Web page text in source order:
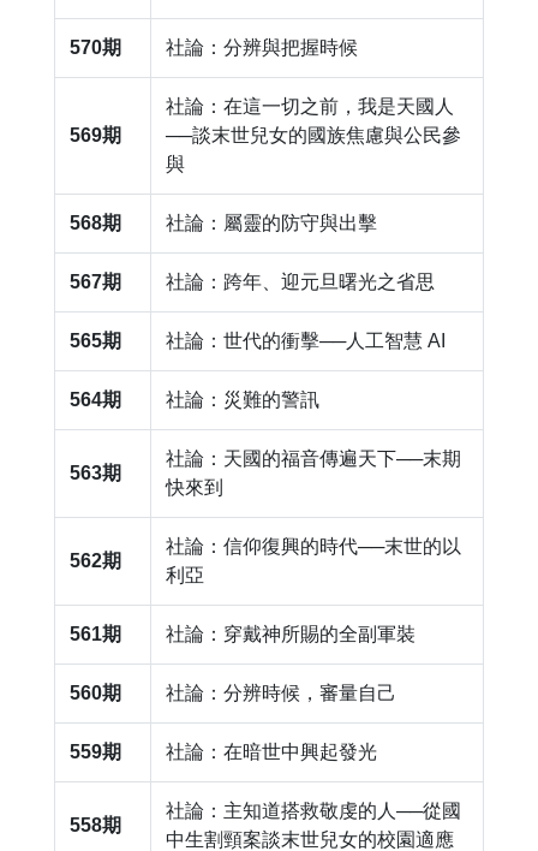
570期 社論：分辨與把握時候
569期
社論：在這一切之前，我是天國人
──談末世兒女的國族焦慮與公民參
與
568期 社論：屬靈的防守與出擊
567期 社論：跨年、迎元旦曙光之省思
565期 社論：世代的衝擊──人工智慧 AI
564期 社論：災難的警訊
563期
社論：天國的福音傳遍天下──末期
快來到
562期
社論：信仰復興的時代──末世的以
利亞
561期 社論：穿戴神所賜的全副軍裝
560期 社論：分辨時候，審量自己
559期 社論：在暗世中興起發光
558期
社論：主知道搭救敬虔的人──從國
中生割頸案談末世兒女的校園適應